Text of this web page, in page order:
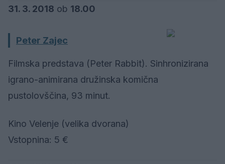
31. 3. 2018 ob 18.00
Peter Zajec
Filmska predstava (Peter Rabbit). Sinhronizirana
igrano-animirana družinska komična
pustolovščina, 93 minut.
Kino Velenje (velika dvorana)
Vstopnina: 5 €